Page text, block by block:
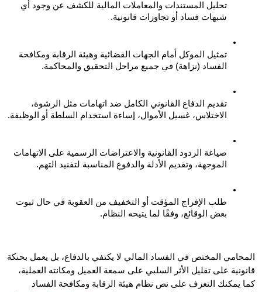
تحليل المستندات والمعاملات المالية للكشف عن وجود أي
شبهات فساد أو تجاوزات قانونية.
تمثيل الموكل أمام الجهات القضائية وهيئة الرقابة ومكافحة
الفساد (نزاهة) في جميع مراحل التحقيق والمحاكمة.
تقديم الدفاع القانوني الكامل ضد اتهامات مثل الرشوة،
الاختلاس، غسيل الأموال، إساءة استخدام السلطة أو الوظيفة.
صياغة الردود القانونية والاعتراضات الرسمية على الاتهامات
الموجهة، وتقديم الأدلة والدفوع المناسبة لتفنيد التهم.
طلب الإفراج المؤقت أو التخفيف من العقوبة في حال ثبوت
بعض الوقائع، وفقًا لما يتيحه النظام.
المحامي المختص في الفساد المالي لا يكتفي بالدفاع، بل يعمل بحنكة
قانونية على تقليل الأثر السلبي على سمعة العميل ومكانته العملية،
كما يمكنك التعرف على نص نظام هيئة الرقابة ومكافحة الفساد